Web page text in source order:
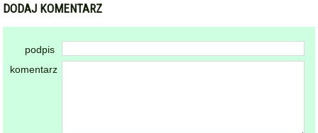
DODAJ KOMENTARZ
podpis
komentarz